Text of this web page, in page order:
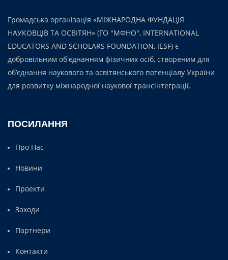
Громадська організація «МІЖНАРОДНА ФУНДАЦІЯ
НАУКОВЦІВ ТА ОСВІТЯН» (ГО "МФНО", INTERNATIONAL
EDUCATORS AND SCHOLARS FOUNDATION, IESF) є
добровільним об'єднанням фізичних осіб, створеним для
об’єднання наукового та освітянського потенціалу України
для розвитку міжнародної наукової трансінтеграції.
ПОСИЛАННЯ
Про Нас
Новини
Проекти
Заходи
Партнери
Контакти